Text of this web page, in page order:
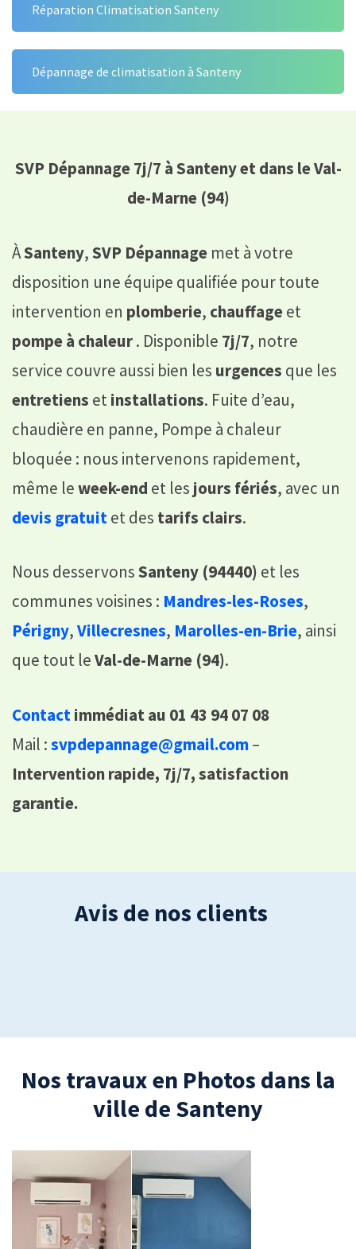
Réparation Climatisation Santeny
Dépannage de climatisation à Santeny
SVP Dépannage 7j/7 à Santeny et dans le Val-
de-Marne (94)
ÀSanteny,SVP Dépannage met à votre
disposition une équipe qualifiée pour toute
intervention en plomberie, chauffageet
pompe à chaleur. Disponible 7j/7, notre
service couvre aussi bien les urgences que les
entretiens etinstallations. Fuite d’eau,
chaudière en panne, Pompe à chaleur
bloquée : nous intervenons rapidement,
même leweek-end et les jours fériés, avec un
devis gratuitet des tarifs clairs.
Nous desservonsSanteny (94440) et les
communes voisines : Mandres-les-Roses,
Périgny,Villecresnes, Marolles-en-Brie, ainsi
que tout leVal-de-Marne (94).
Contactimmédiat au 01 43 94 07 08
Mail :svpdepannage@gmail.com–
Intervention rapide, 7j/7, satisfaction
garantie.
Avis de nos clients
Nos travaux en Photos dans la
ville de Santeny